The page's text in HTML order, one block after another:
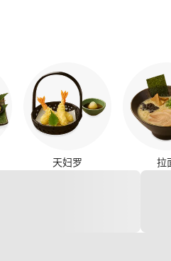
天妇罗 拉